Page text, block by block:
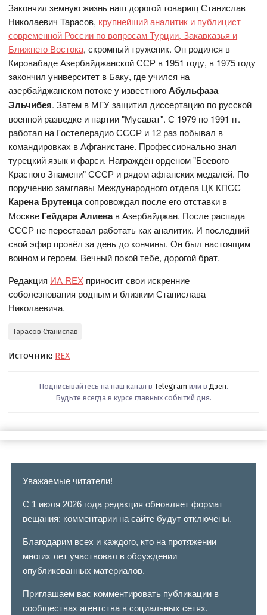
Закончил земную жизнь наш дорогой товарищ Станислав
Николаевич Тарасов, крупнейший аналитик и публицист
современной России по вопросам Турции, Закавказья и
Ближнего Востока, скромный труженик. Он родился в
Кировабаде Азербайджанской ССР в 1951 году, в 1975 году
закончил университет в Баку, где учился на
азербайджанском потоке у известногоАбульфаза
Эльчибея. Затем в МГУ защитил диссертацию по русской
военной разведке и партии "Мусават". С 1979 по 1991 гг.
работал на Гостелерадио СССР и 12 раз побывал в
командировках в Афганистане. Профессионально знал
турецкий язык и фарси. Награждён орденом "Боевого
Красного Знамени" СССР и рядом афганских медалей. По
поручению замглавы Международного отдела ЦК КПСС
Карена Брутенцасопровождал после его отставки в
Москве Гейдара Алиевав Азербайджан. После распада
СССР не переставал работать как аналитик. И последний
свой эфир провёл за день до кончины. Он был настоящим
воином и героем. Вечный покой тебе, дорогой брат.
Редакция ИА REX приносит свои искренние
соболезнования родным и близким Станислава
Николаевича.
Тарасов Станислав
Источник: REX
Подписывайтесь на наш канал в Telegram или в Дзен.
Будьте всегда в курсе главных событий дня.
Уважаемые читатели!
С 1 июля 2026 года редакция обновляет формат
вещания: комментарии на сайте будут отключены.
Благодарим всех и каждого, кто на протяжении
многих лет участвовал в обсуждении
опубликованных материалов.
Приглашаем вас комментировать публикации в
сообществах агентства в социальных сетях.